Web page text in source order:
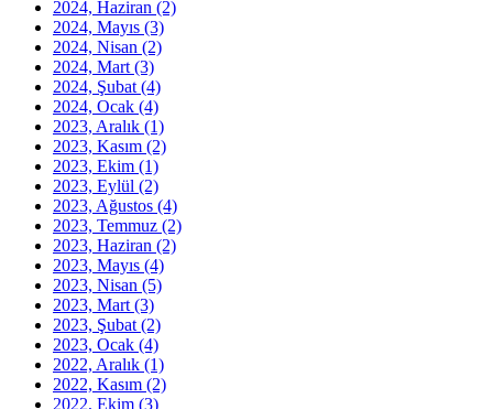
2024, Haziran (2)
2024, Mayıs (3)
2024, Nisan (2)
2024, Mart (3)
2024, Şubat (4)
2024, Ocak (4)
2023, Aralık (1)
2023, Kasım (2)
2023, Ekim (1)
2023, Eylül (2)
2023, Ağustos (4)
2023, Temmuz (2)
2023, Haziran (2)
2023, Mayıs (4)
2023, Nisan (5)
2023, Mart (3)
2023, Şubat (2)
2023, Ocak (4)
2022, Aralık (1)
2022, Kasım (2)
2022, Ekim (3)